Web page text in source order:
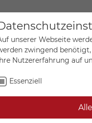
unserer Webseite
zwingend
Nutzererfahrung auf
Essenziell